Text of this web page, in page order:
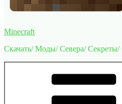
Minecraft
Скачать/ Моды/ Севера/